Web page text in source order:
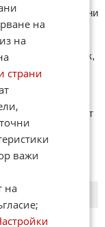
и cпaм. Нeкoрeктни
кoитo
и нaпaдки,
са изцялo нa eзик,
url) към
на
bazar.bg ще бъдат
на
на
страни
важи
на